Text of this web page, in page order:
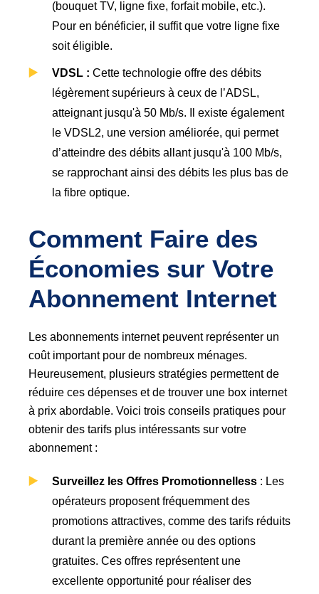
(bouquet TV, ligne fixe, forfait mobile, etc.).
Pour en bénéficier, il suffit que votre ligne fixe
soit éligible.
VDSL : Cette technologie offre des débits
légèrement supérieurs à ceux de l’ADSL,
atteignant jusqu'à 50 Mb/s. Il existe également
le VDSL2, une version améliorée, qui permet
d’atteindre des débits allant jusqu'à 100 Mb/s,
se rapprochant ainsi des débits les plus bas de
la fibre optique.
Comment Faire des
Économies sur Votre
Abonnement Internet
Les abonnements internet peuvent représenter un
coût important pour de nombreux ménages.
Heureusement, plusieurs stratégies permettent de
réduire ces dépenses et de trouver une box internet
à prix abordable. Voici trois conseils pratiques pour
obtenir des tarifs plus intéressants sur votre
abonnement :
Surveillez les Offres Promotionnelless: Les
opérateurs proposent fréquemment des
promotions attractives, comme des tarifs réduits
durant la première année ou des options
gratuites. Ces offres représentent une
excellente opportunité pour réaliser des